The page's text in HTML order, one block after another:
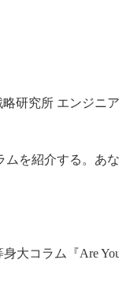
研究所 エンジニア
を紹介する。あ
大コラム『Are